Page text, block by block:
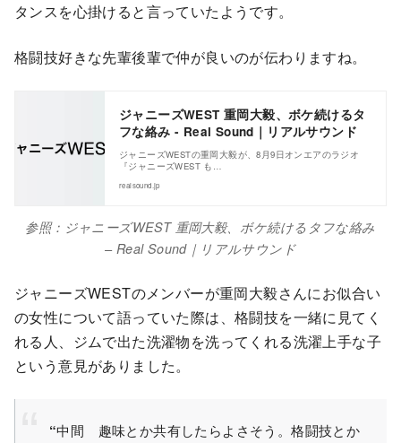
タンスを心掛けると言っていたようです。
格闘技好きな先輩後輩で仲が良いのが伝わりますね。
ジャニーズWEST 重岡大毅、ボケ続けるタ
フな絡み - Real Sound｜リアルサウンド
ジャニーズWESTの重岡大毅が、8月9日オンエアのラジオ
『ジャニーズWEST も…
realsound.jp
参照：ジャニーズWEST 重岡大毅、ボケ続けるタフな絡み
– Real Sound｜リアルサウンド
ジャニーズWESTのメンバーが重岡大毅さんにお似合い
の女性について語っていた際は、格闘技を一緒に見てく
れる人、ジムで出た洗濯物を洗ってくれる洗濯上手な子
という意見がありました。
“中間 趣味とか共有したらよさそう。格闘技とか